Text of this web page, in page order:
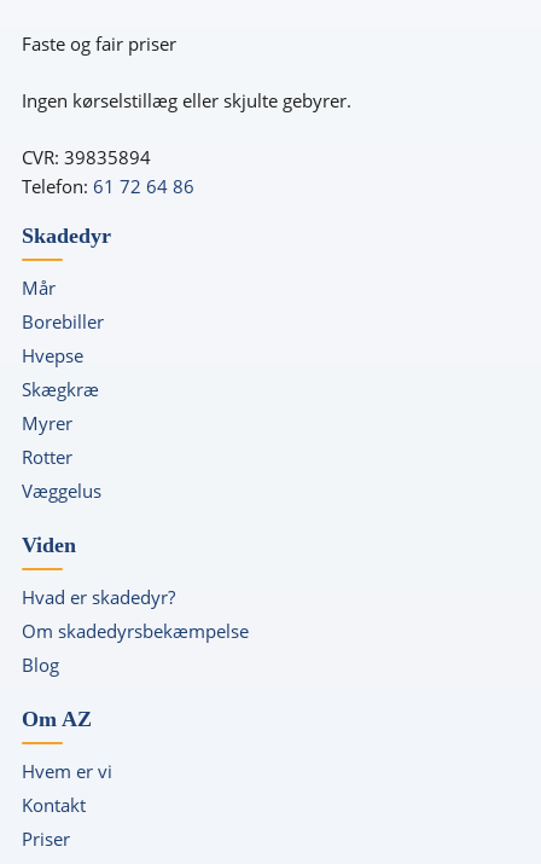
Faste og fair priser
Ingen kørselstillæg eller skjulte gebyrer.
CVR: 39835894
Telefon: 61 72 64 86
Skadedyr
Mår
Borebiller
Hvepse
Skægkræ
Myrer
Rotter
Væggelus
Viden
Hvad er skadedyr?
Om skadedyrsbekæmpelse
Blog
Om AZ
Hvem er vi
Kontakt
Priser